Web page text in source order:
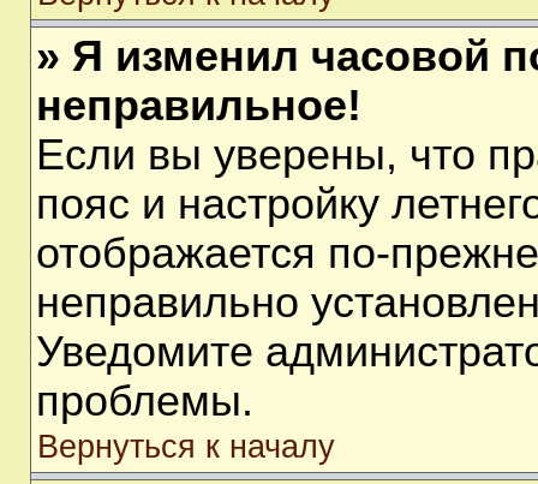
» Я изменил часовой
неправильное!
Если вы уверены, что
пояс и настройку
отображается по-
неправильно
Уведомите
проблемы.
Вернуться к началу